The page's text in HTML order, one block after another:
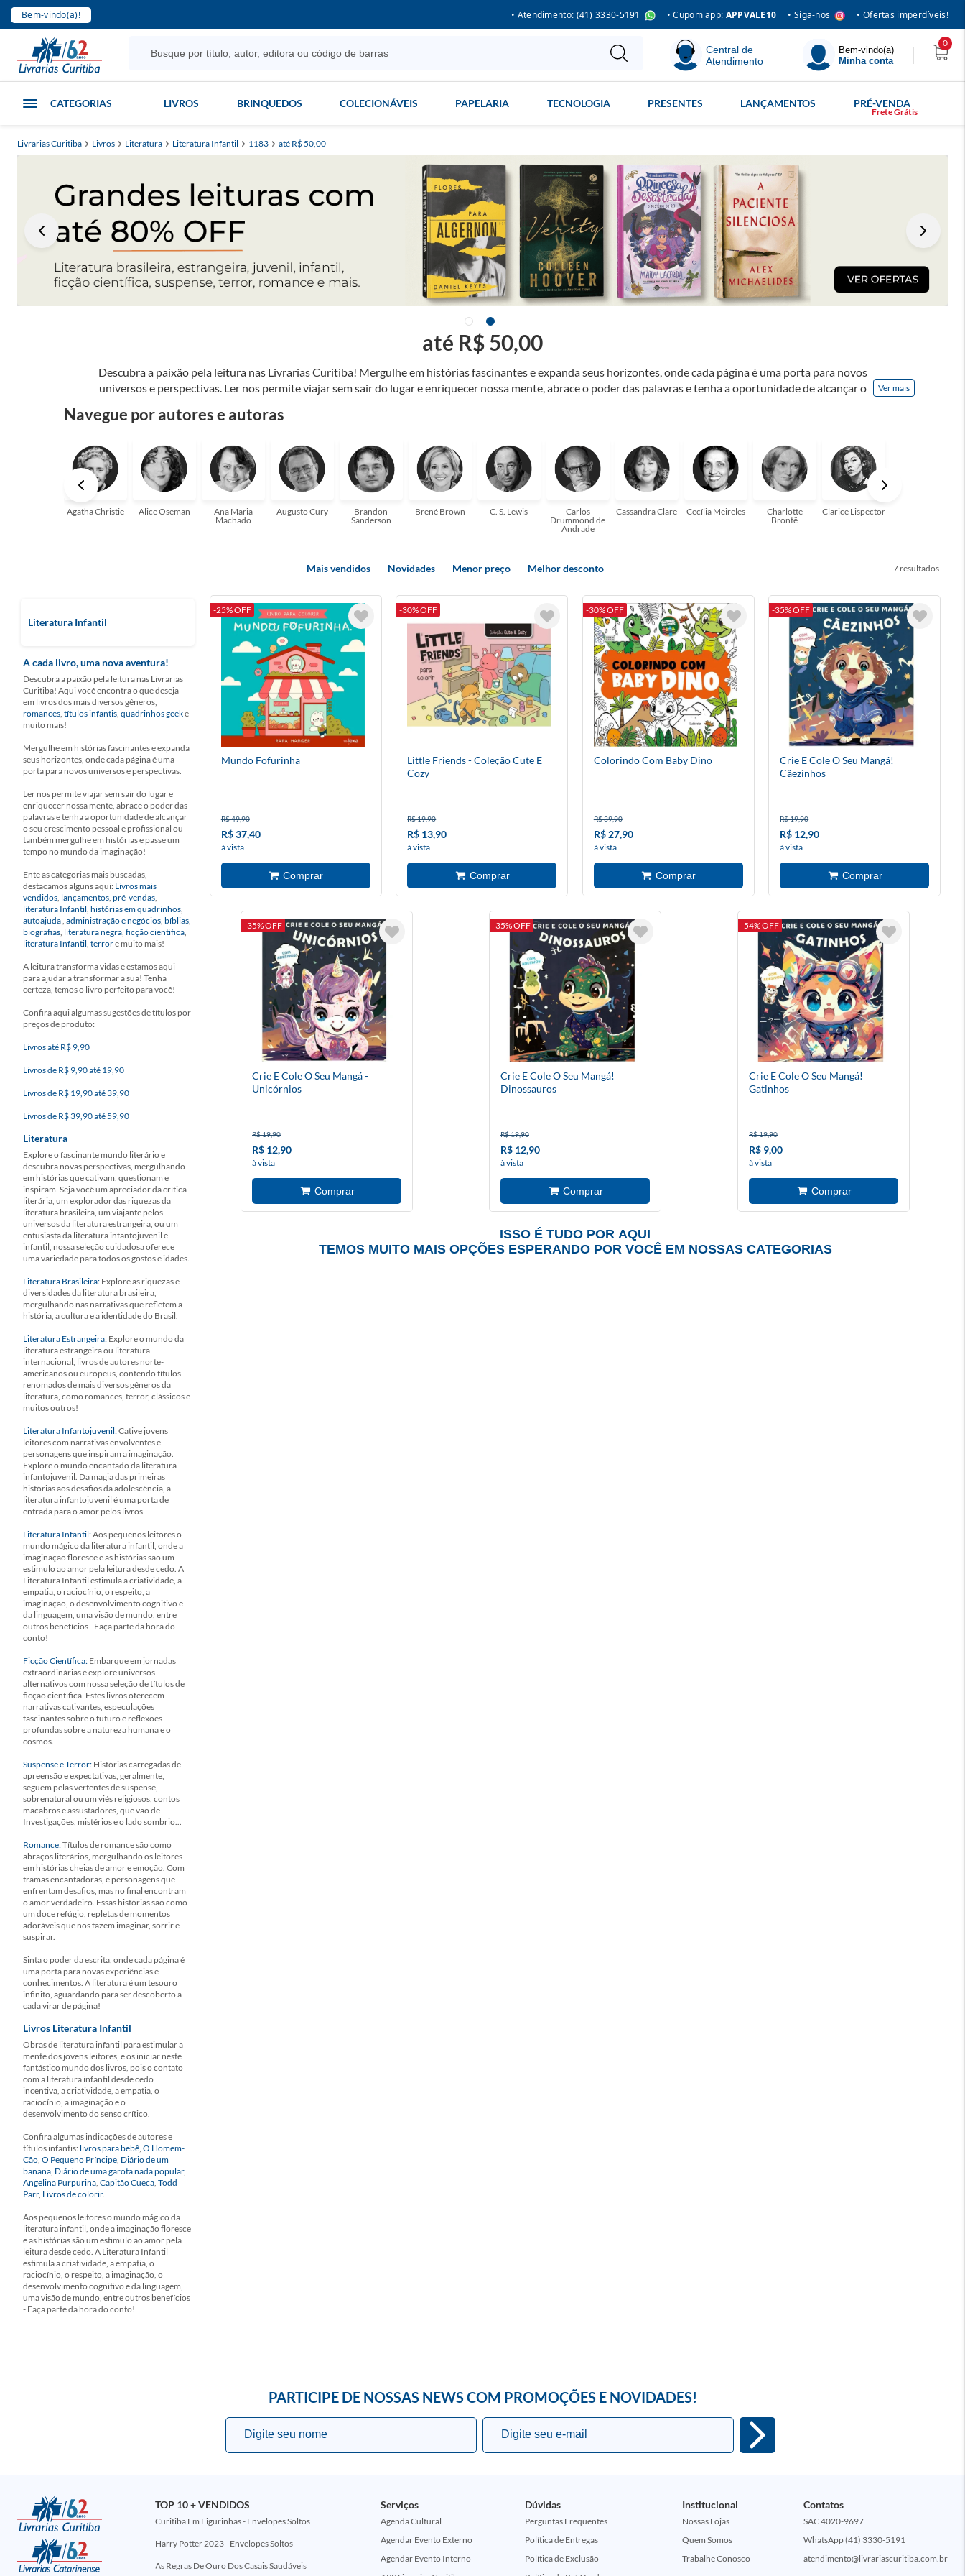
Bem-vindo(a)! • Atendimento: (41) 3330-5191 • Cupom app: APPVALE10 • Siga-nos • Ofertas imperdíveis!
Central de
Atendimento
Bem-vindo(a)
Minha conta
0
CATEGORIAS LIVROS BRINQUEDOS COLECIONÁVEIS PAPELARIA TECNOLOGIA PRESENTES LANÇAMENTOS PRÉ-VENDA
Livrarias Curitiba Livros Literatura Literatura Infantil 1183 até R$ 50,00
Descubra a paixão pela leitura nas Livrarias Curitiba! Mergulhe em histórias fascinantes e expanda seus horizontes, onde cada página é uma porta para novos
universos e perspectivas. Ler nos permite viajar sem sair do lugar e enriquecer nossa mente, abrace o poder das palavras e tenha a oportunidade de alcançar o
aqui para ajudar a transformar a sua! Tenha certeza, temos o livro perfeito para você!
Ver mais
até R$ 50,00
Navegue por autores e autoras
Agatha Christie Alice Oseman
Ana Maria
Machado
Augusto Cury
Brandon
Sanderson
Brené Brown C. S. Lewis
Carlos
Drummond de
Andrade
Cassandra Clare Cecília Meireles
Charlotte
Brontë
Clarice Lispector
Mais vendidos Novidades Menor preço Melhor desconto 7
Literatura Infantil
A cada livro, uma nova aventura!
Descubra a paixão pela leitura nas Livrarias
Curitiba! Aqui você encontra o que deseja
em livros dos mais diversos gêneros,
romances, títulos infantis, quadrinhos geeke
muito mais!
Mergulhe em histórias fascinantes e expanda
seus horizontes, onde cada página é uma
porta para novos universos e perspectivas.
Ler nos permite viajar sem sair do lugar e
enriquecer nossa mente, abrace o poder das
palavras e tenha a oportunidade de alcançar
o seu crescimento pessoal e profissional ou
também mergulhe em histórias e passe um
tempo no mundo da imaginação!
Ente as categorias mais buscadas,
destacamos alguns aqui: Livros mais
vendidos, lançamentos, pré-vendas,
literatura Infantil, histórias em quadrinhos,
autoajuda, administração e negócios, bíblias,
biografias, literatura negra, ficção cientifica,
literatura Infantil, terrore muito mais!
A leitura transforma vidas e estamos aqui
para ajudar a transformar a sua! Tenha
certeza, temos o livro perfeito para você!
Confira aqui algumas sugestões de títulos por
preços de produto:
Livros até R$ 9,90
Livros de R$ 9,90 até 19,90
Livros de R$ 19,90 até 39,90
Livros de R$ 39,90 até 59,90
Literatura
Explore o fascinante mundo literário e
descubra novas perspectivas, mergulhando
em histórias que cativam, questionam e
inspiram. Seja você um apreciador da crítica
literária, um explorador das riquezas da
literatura brasileira, um viajante pelos
universos da literatura estrangeira, ou um
entusiasta da literatura infantojuvenil e
infantil, nossa seleção cuidadosa oferece
uma variedade para todos os gostos e idades.
Literatura Brasileira: Explore as riquezas e
diversidades da literatura brasileira,
mergulhando nas narrativas que refletem a
história, a cultura e a identidade do Brasil.
Literatura Estrangeira: Explore o mundo da
literatura estrangeira ou literatura
internacional, livros de autores norte-
americanos ou europeus, contendo títulos
renomados de mais diversos gêneros da
literatura, como romances, terror, clássicos e
muitos outros!
Literatura Infantojuvenil:Cative jovens
leitores com narrativas envolventes e
personagens que inspiram a imaginação.
Explore o mundo encantado da literatura
infantojuvenil. Da magia das primeiras
histórias aos desafios da adolescência, a
literatura infantojuvenil é uma porta de
entrada para o amor pelos livros.
Literatura Infantil:Aos pequenos leitores o
mundo mágico da literatura infantil, onde a
imaginação floresce e as histórias são um
estimulo ao amor pela leitura desde cedo. A
Literatura Infantil estimula a criatividade, a
empatia, o raciocínio, o respeito, a
imaginação, o desenvolvimento cognitivo e
da linguagem, uma visão de mundo, entre
outros benefícios - Faça parte da hora do
conto!
Ficção Científica: Embarque em jornadas
extraordinárias e explore universos
alternativos com nossa seleção de títulos de
ficção científica. Estes livros oferecem
narrativas cativantes, especulações
fascinantes sobre o futuro e reflexões
profundas sobre a natureza humana e o
cosmos.
Suspense e Terror: Histórias carregadas de
apreensão e expectativas, geralmente,
seguem pelas vertentes de suspense,
sobrenatural ou um viés religiosos, contos
macabros e assustadores, que vão de
Investigações, mistérios e o lado sombrio...
Romance:Títulos de romance são como
abraços literários, mergulhando os leitores
em histórias cheias de amor e emoção. Com
tramas encantadoras, e personagens que
enfrentam desafios, mas no final encontram
o amor verdadeiro. Essas histórias são como
um doce refúgio, repletas de momentos
adoráveis que nos fazem imaginar, sorrir e
suspirar.
Sinta o poder da escrita, onde cada página é
uma porta para novas experiências e
conhecimentos. A literatura é um tesouro
infinito, aguardando para ser descoberto a
cada virar de página!
Livros Literatura Infantil
Obras de literatura infantil para estimular a
mente dos jovens leitores, e os iniciar neste
fantástico mundo dos livros, pois o contato
com a literatura infantil desde cedo
incentiva, a criatividade, a empatia, o
raciocínio, a imaginação e o
desenvolvimento do senso crítico.
Confira algumas indicações de autores e
títulos infantis: livros para bebê, O Homem-
Cão, O Pequeno Príncipe, Diário de um
banana, Diário de uma garota nada popular,
Angelina Purpurina, Capitão Cueca, Todd
Parr, Livros de colorir.
Aos pequenos leitores o mundo mágico da
literatura infantil, onde a imaginação floresce
e as histórias são um estimulo ao amor pela
leitura desde cedo. A Literatura Infantil
estimula a criatividade, a empatia, o
raciocínio, o respeito, a imaginação, o
desenvolvimento cognitivo e da linguagem,
uma visão de mundo, entre outros benefícios
- Faça parte da hora do conto!
-25% OFF
Mundo Fofurinha
R$ 49,90
R$ 37,40
à vista
-30% OFF
Little Friends - Coleção Cute E
Cozy
R$ 19,90
R$ 13,90
à vista
-30% OFF
Colorindo Com Baby Dino
R$ 39,90
R$ 27,90
à vista
-35% OFF
Crie E Cole O Seu Mangá!
Cãezinhos
R$ 19,90
R$ 12,90
à vista
-35% OFF
Crie E Cole O Seu Mangá -
Unicórnios
R$ 19,90
R$ 12,90
à vista
-35% OFF
Crie E Cole O Seu Mangá!
Dinossauros
R$ 19,90
R$ 12,90
à vista
-54% OFF
Crie E Cole O Seu Mangá!
Gatinhos
R$ 19,90
R$ 9,00
à vista
ISSO É TUDO POR AQUI
TEMOS MUITO MAIS OPÇÕES ESPERANDO POR VOCÊ EM NOSSAS CATEGORIAS
PARTICIPE DE NOSSAS NEWS COM PROMOÇÕES E NOVIDADES!
TOP 10 + VENDIDOS
Curitiba Em Figurinhas - Envelopes Soltos
Harry Potter 2023 - Envelopes Soltos
As Regras De Ouro Dos Casais Saudáveis
Serviços
Agenda Cultural
Agendar Evento Externo
Agendar Evento Interno
Dúvidas
Perguntas Frequentes
Política de Entregas
Política de Exclusão
Institucional
Nossas Lojas
Quem Somos
Trabalhe Conosco
Contatos
SAC 4020-9697
WhatsApp (41) 3330-5191
atendimento@livrariascuritiba.com.br